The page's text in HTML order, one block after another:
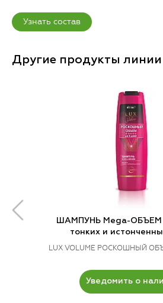
Узнать состав
Другие продукты линии
ШАМПУНЬ Mega-ОБЪЕМ
тонких и
LUX VOLUME РОСКОШНЫЙ
Уведомить о